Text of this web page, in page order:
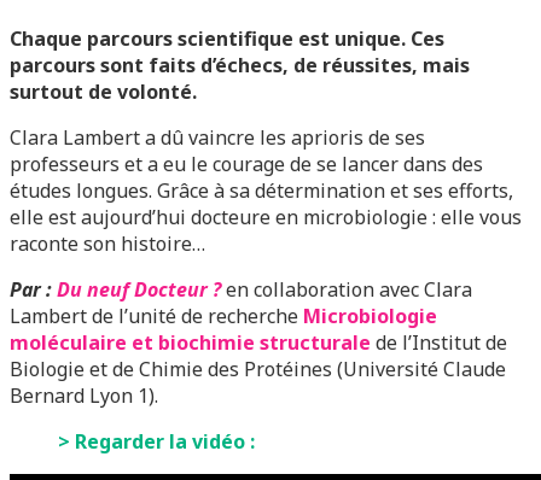
Chaque parcours scientifique est unique. Ces
parcours sont faits d’échecs, de réussites, mais
surtout de volonté.
Clara Lambert a dû vaincre les aprioris de ses
professeurs et a eu le courage de se lancer dans des
études longues. Grâce à sa détermination et ses efforts,
elle est aujourd’hui docteure en microbiologie : elle vous
raconte son histoire…
Par :Du neuf Docteur ?en collaboration avec Clara
Lambert de l’unité de recherche Microbiologie
moléculaire et biochimie structurale de l’Institut de
Biologie et de Chimie des Protéines (Université Claude
Bernard Lyon 1).
> Regarder la vidéo :